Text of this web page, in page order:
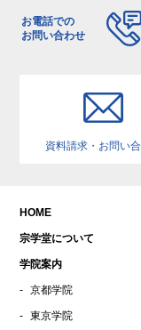
2023年6月
2023年5月
2022年10月
2022年5月
2022年4月
2022年3月
2021年11月
お電話での
お問い合わせ
資料請求・お問い
HOME
宗学堂について
学院案内
京都学院
東京学院